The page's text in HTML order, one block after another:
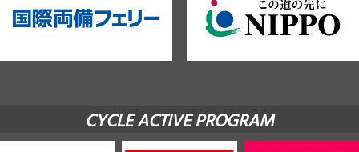
CYCLE ACTIVE PROGRAM